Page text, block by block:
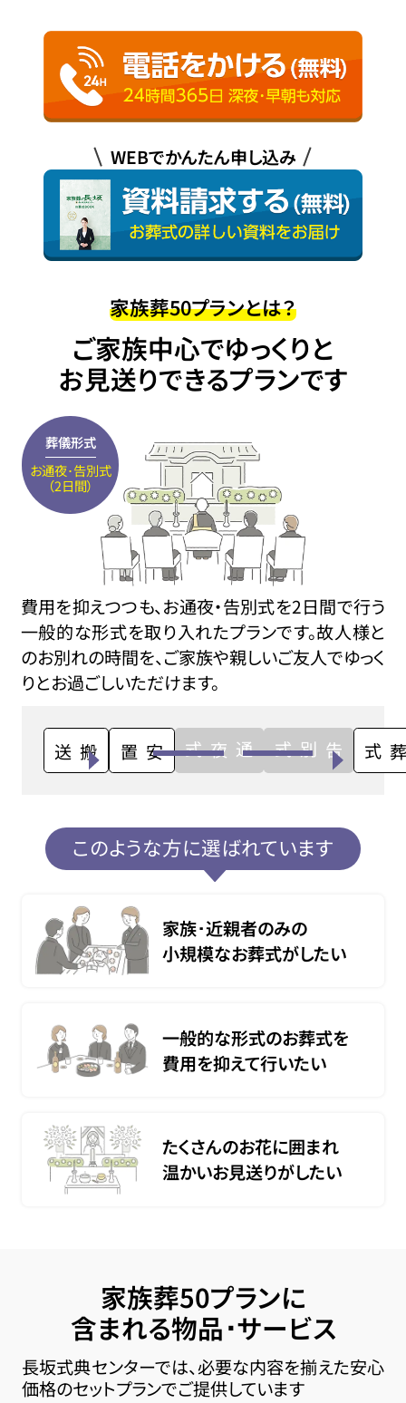
WEBでかんたん申し込み
家族葬50プランとは？
ご家族中心でゆっくりと
お見送りできるプランです
葬儀形式
お通夜･告別式
（2日間）
費用を抑えつつも、お通夜・告別式を2日間で行う
一般的な形式を取り入れたプランです。故人様と
のお別れの時間を、ご家族や親しいご友人でゆっく
りとお過ごしいただけます。
搬送 安置 通夜式 告別式 火葬式
このような方に選ばれています
家族･近親者のみの
小規模なお葬式がしたい
一般的な形式のお葬式を
費用を抑えて行いたい
たくさんのお花に囲まれ
温かいお見送りがしたい
家族葬50プランに
含まれる物品･サービス
長坂式典センターでは、必要な内容を揃えた安心
価格のセットプランでご提供しています